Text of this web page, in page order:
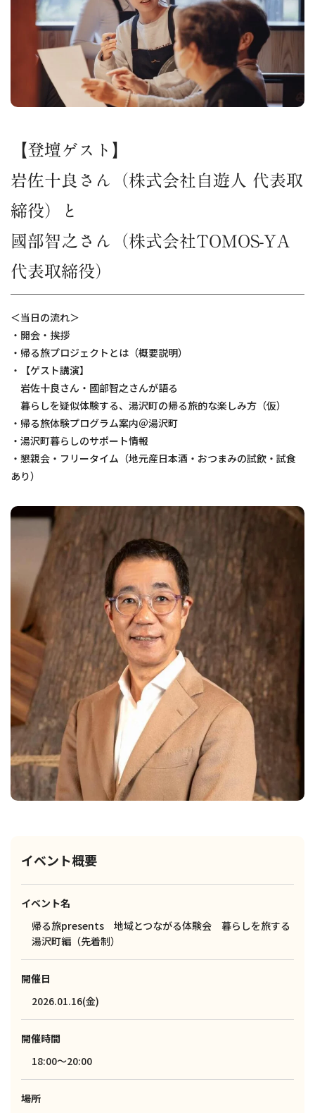
【登壇ゲスト】
岩佐十良さん（株式会社自遊人 代表取
締役）と
國部智之さん（株式会社TOMOS-YA
代表取締役）
＜当日の流れ＞
・開会・挨拶
・帰る旅プロジェクトとは（概要説明）
・【ゲスト講演】
岩佐十良さん・國部智之さんが語る
暮らしを疑似体験する、湯沢町の帰る旅的な楽しみ方（仮）
・帰る旅体験プログラム案内＠湯沢町
・湯沢町暮らしのサポート情報
・懇親会・フリータイム（地元産日本酒・おつまみの試飲・試食
あり）
イベント概要
イベント名
帰る旅presents 地域とつながる体験会 暮らしを旅する
湯沢町編（先着制）
開催日
2026.01.16(金)
開催時間
18:00～20:00
場所